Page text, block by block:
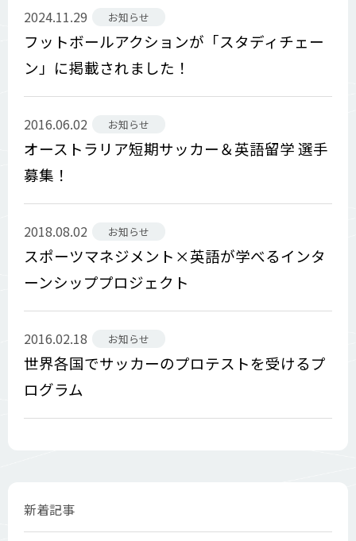
2024.11.29 お知らせ
フットボールアクションが「スタディチェー
ン」に掲載されました！
2016.06.02 お知らせ
オーストラリア短期サッカー＆英語留学 選手
募集！
2018.08.02 お知らせ
スポーツマネジメント×英語が学べるインタ
ーンシッププロジェクト
2016.02.18 お知らせ
世界各国でサッカーのプロテストを受けるプ
ログラム
新着記事